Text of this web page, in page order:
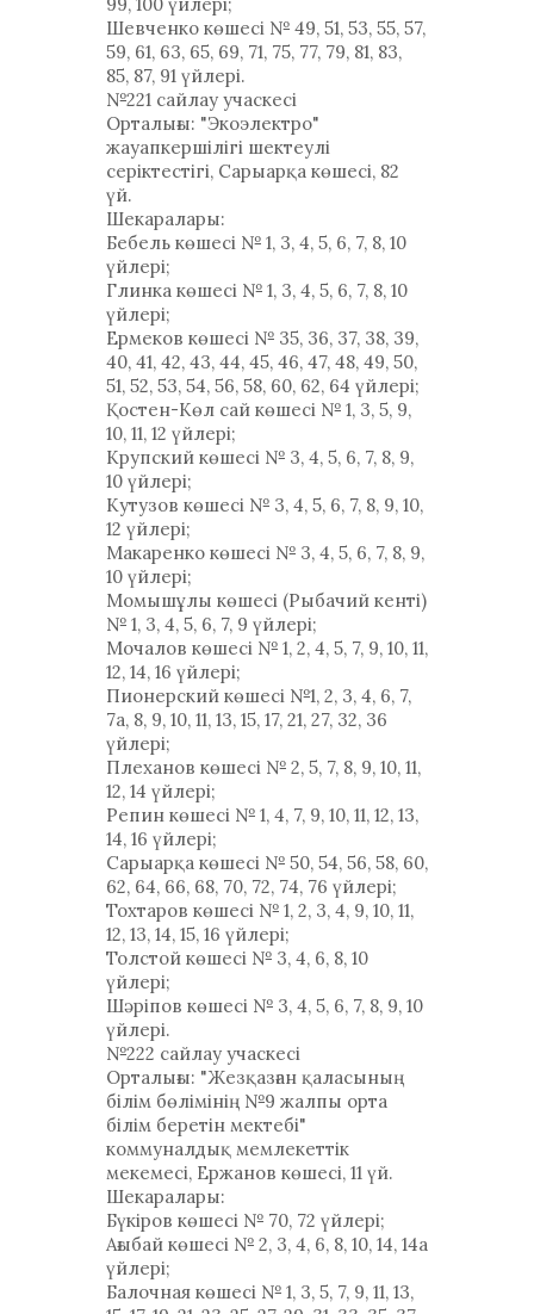
Шевченко көшесі № 49, 51, 53, 55, 57,
59, 61, 63, 65, 69, 71, 75, 77, 79, 81, 83,
85, 87, 91 үйлері.
№221 сайлау учаскесі
Орталығы: "Экоэлектро"
жауапкершілігі шектеулі
серіктестігі, Сарыарқа көшесі, 82
үй.
Шекаралары:
Бебель көшесі № 1, 3, 4, 5, 6, 7, 8, 10
үйлері;
Глинка көшесі № 1, 3, 4, 5, 6, 7, 8, 10
үйлері;
Ермеков көшесі № 35, 36, 37, 38, 39,
40, 41, 42, 43, 44, 45, 46, 47, 48, 49, 50,
51, 52, 53, 54, 56, 58, 60, 62, 64 үйлері;
Қостен-Көл сай көшесі № 1, 3, 5, 9,
10, 11, 12 үйлері;
Крупский көшесі № 3, 4, 5, 6, 7, 8, 9,
10 үйлері;
Кутузов көшесі № 3, 4, 5, 6, 7, 8, 9, 10,
12 үйлері;
Макаренко көшесі № 3, 4, 5, 6, 7, 8, 9,
10 үйлері;
Момышұлы көшесі (Рыбачий кенті)
№ 1, 3, 4, 5, 6, 7, 9 үйлері;
Мочалов көшесі № 1, 2, 4, 5, 7, 9, 10, 11,
12, 14, 16 үйлері;
Пионерский көшесі №1, 2, 3, 4, 6, 7,
7а, 8, 9, 10, 11, 13, 15, 17, 21, 27, 32, 36
үйлері;
Плеханов көшесі № 2, 5, 7, 8, 9, 10, 11,
12, 14 үйлері;
Репин көшесі № 1, 4, 7, 9, 10, 11, 12, 13,
14, 16 үйлері;
Сарыарқа көшесі № 50, 54, 56, 58, 60,
62, 64, 66, 68, 70, 72, 74, 76 үйлері;
Тохтаров көшесі № 1, 2, 3, 4, 9, 10, 11,
12, 13, 14, 15, 16 үйлері;
Толстой көшесі № 3, 4, 6, 8, 10
үйлері;
Шәріпов көшесі № 3, 4, 5, 6, 7, 8, 9, 10
үйлері.
№222 сайлау учаскесі
Орталығы: "Жезқазған қаласының
білім бөлімінің №9 жалпы орта
білім беретін мектебі"
коммуналдық мемлекеттік
мекемесі, Ержанов көшесі, 11 үй.
Шекаралары:
Бүкіров көшесі № 70, 72 үйлері;
Ағыбай көшесі № 2, 3, 4, 6, 8, 10, 14, 14а
үйлері;
Балочная көшесі № 1, 3, 5, 7, 9, 11, 13,